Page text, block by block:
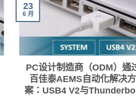
PC设计制造商（ODM）通
百佳泰AEMS自动化解决方
案：USB4 V2与
23
6 月